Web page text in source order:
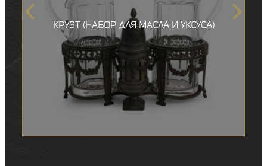
Круэт (набор для масла и уксуса)